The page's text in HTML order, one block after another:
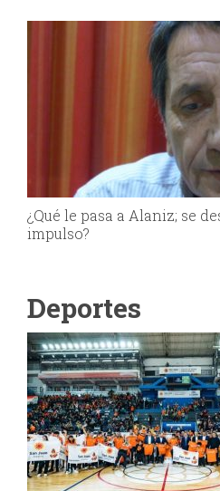
¿Qué le pasa a Alaniz; se
impulso?
Deportes